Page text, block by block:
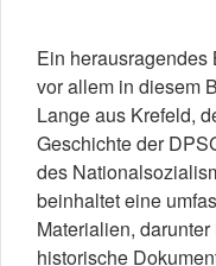
Ein herausragendes
vor allem in diesem
Lange aus Krefeld,
Geschichte der
des
beinhaltet eine
Materialien,
historische